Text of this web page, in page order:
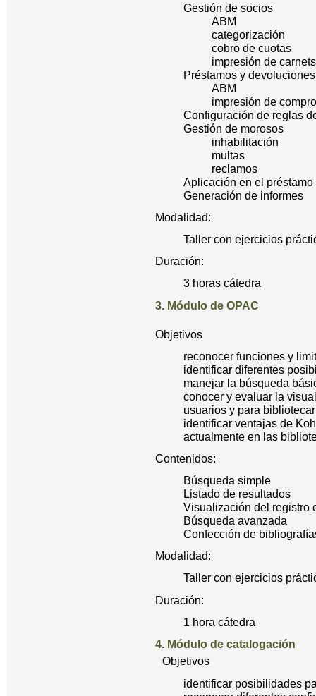
Gestión de socios
ABM
categorización
cobro de cuotas
impresión de carnets
Préstamos y devoluciones
ABM
impresión de
Configuración de reglas
Gestión de morosos
inhabilitación
multas
reclamos
Aplicación en el
Generación de informes
Modalidad:
Taller con ejercicios
Duración:
3 horas cátedra
3. Módulo de OPAC
Objetivos
reconocer funciones y
identificar diferentes
manejar la búsqueda
conocer y evaluar la
usuarios y para
identificar ventajas de
actualmente en las
Contenidos:
Búsqueda simple
Listado de resultados
Visualización del registro
Búsqueda avanzada
Confección de
Modalidad:
Taller con ejercicios
Duración:
1 hora cátedra
4. Módulo de catalogación
Objetivos
identificar posibilidades